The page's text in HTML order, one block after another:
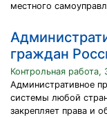
местного
граждан
Контрольная
Административное
системы любой
закрепляет права и